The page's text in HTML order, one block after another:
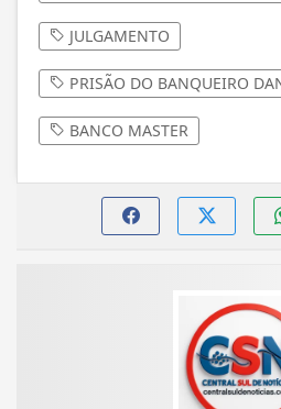
JULGAMENTO
PRISÃO DO BANQUEIRO
BANCO MASTER